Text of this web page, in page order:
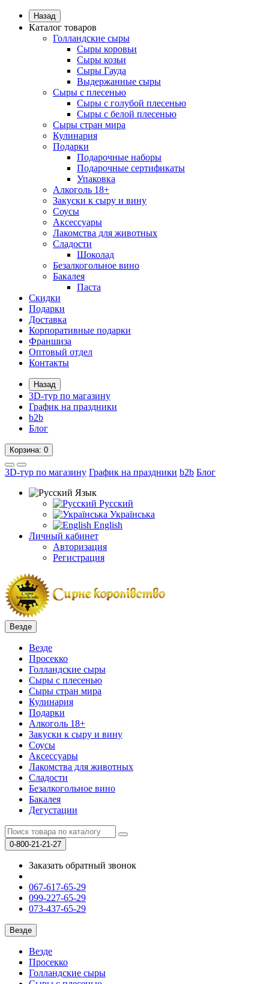
Назад
Каталог товаров
Голландские сыры
Сыры коровьи
Сыры козьи
Сыры Гауда
Выдержанные сыры
Сыры с плесенью
Сыры с голубой плесенью
Сыры с белой плесенью
Сыры стран мира
Кулинария
Подарки
Подарочные наборы
Подарочные сертификаты
Упаковка
Алкоголь 18+
Закуски к сыру и вину
Соусы
Аксессуары
Лакомства для животных
Сладости
Шоколад
Безалкогольное вино
Бакалея
Паста
Скидки
Подарки
Доставка
Корпоративные подарки
Франшиза
Оптовый отдел
Контакты
Назад
3D-тур по магазину
График на праздники
b2b
Блог
Корзина: 0
3D-тур по магазину График на праздники b2b Блог
Язык
Русский
Українська
English
Личный кабинет
Авторизация
Регистрация
Везде
Везде
Просекко
Голландские сыры
Сыры с плесенью
Сыры стран мира
Кулинария
Подарки
Алкоголь 18+
Закуски к сыру и вину
Соусы
Аксессуары
Лакомства для животных
Сладости
Безалкогольное вино
Бакалея
Дегустации
0-800-21-21-27
Заказать обратный звонок
067-617-65-29
099-227-65-29
073-437-65-29
Везде
Везде
Просекко
Голландские сыры